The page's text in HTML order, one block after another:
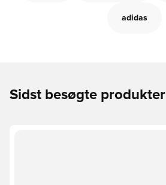
adidas
Sidst besøgte produkter